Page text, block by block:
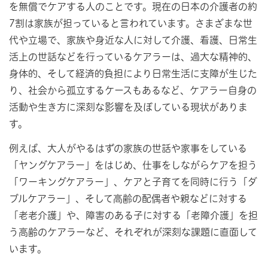
を無償でケアする人のことです。現在の日本の介護者の約
7割は家族が担っていると言われています。さまざまな世
代や立場で、家族や身近な人に対して介護、看護、日常生
活上の世話などを行っているケアラーは、過大な精神的、
身体的、そして経済的負担により日常生活に支障が生じた
り、社会から孤立するケースもあるなど、ケアラー自身の
活動や生き方に深刻な影響を及ぼしている現状がありま
す。
例えば、大人がやるはずの家族の世話や家事をしている
「ヤングケアラー」をはじめ、仕事をしながらケアを担う
「ワーキングケアラー」、ケアと子育てを同時に行う「ダ
ブルケアラー」、そして高齢の配偶者や親などに対する
「老老介護」や、障害のある子に対する「老障介護」を担
う高齢のケアラーなど、それぞれが深刻な課題に直面して
います。